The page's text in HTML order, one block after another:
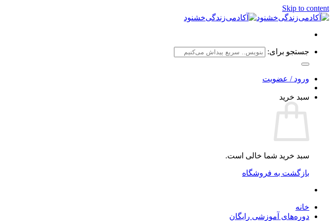
Skip to content
جستجو برای:
ورود / عضویت
سبد خرید
سبد خرید شما خالی است.
بازگشت به فروشگاه
خانه
دوره‌های آموزشی رایگان